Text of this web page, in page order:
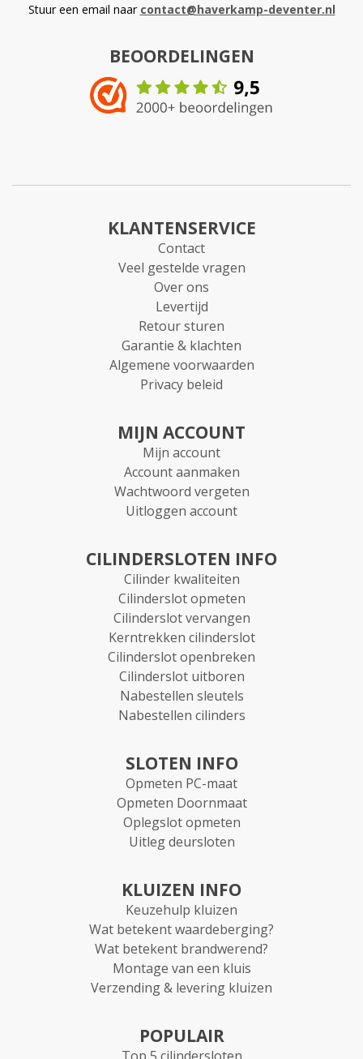
Stuur een email naar contact@haverkamp-deventer.nl
BEOORDELINGEN
KLANTENSERVICE
Contact
Veel gestelde vragen
Over ons
Levertijd
Retour sturen
Garantie & klachten
Algemene voorwaarden
Privacy beleid
MIJN ACCOUNT
Mijn account
Account aanmaken
Wachtwoord vergeten
Uitloggen account
CILINDERSLOTEN INFO
Cilinder kwaliteiten
Cilinderslot opmeten
Cilinderslot vervangen
Kerntrekken cilinderslot
Cilinderslot openbreken
Cilinderslot uitboren
Nabestellen sleutels
Nabestellen cilinders
SLOTEN INFO
Opmeten PC-maat
Opmeten Doornmaat
Oplegslot opmeten
Uitleg deursloten
KLUIZEN INFO
Keuzehulp kluizen
Wat betekent waardeberging?
Wat betekent brandwerend?
Montage van een kluis
Verzending & levering kluizen
POPULAIR